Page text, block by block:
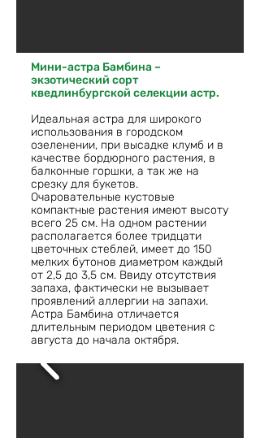
Мини-астра Бамбина –
экзотический сорт
кведлинбургской селекции астр.
Идеальная астра для широкого
использования в городском
озеленении, при высадке клумб и в
качестве бордюрного растения, в
балконные горшки, а так же на
срезку для букетов.
Очаровательные кустовые
компактные растения имеют высоту
всего 25 см. На одном растении
располагается более тридцати
цветочных стеблей, имеет до 150
мелких бутонов диаметром каждый
от 2,5 до 3,5 см. Ввиду отсутствия
запаха, фактически не вызывает
проявлений аллергии на запахи.
Астра Бамбина отличается
длительным периодом цветения с
августа до начала октября.